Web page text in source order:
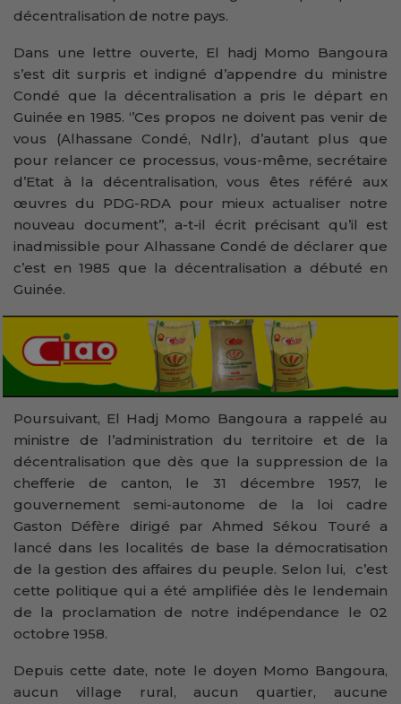
décentralisation de notre pays.
Dans une lettre ouverte, El hadj Momo Bangoura
s’est dit surpris et indigné d’appendre du ministre
Condé que la décentralisation a pris le départ en
Guinée en 1985. ‘’Ces propos ne doivent pas venir de
vous (Alhassane Condé, Ndlr), d’autant plus que
pour relancer ce processus, vous-même, secrétaire
d’Etat à la décentralisation, vous êtes référé aux
œuvres du PDG-RDA pour mieux actualiser notre
nouveau document’’, a-t-il écrit précisant qu’il est
inadmissible pour Alhassane Condé de déclarer que
c’est en 1985 que la décentralisation a débuté en
Guinée.
Poursuivant, El Hadj Momo Bangoura a rappelé au
ministre de l’administration du territoire et de la
décentralisation que dès que la suppression de la
chefferie de canton, le 31 décembre 1957, le
gouvernement semi-autonome de la loi cadre
Gaston Défère dirigé par Ahmed Sékou Touré a
lancé dans les localités de base la démocratisation
de la gestion des affaires du peuple. Selon lui, c’est
cette politique qui a été amplifiée dès le lendemain
de la proclamation de notre indépendance le 02
octobre 1958.
Depuis cette date, note le doyen Momo Bangoura,
aucun village rural, aucun quartier, aucune